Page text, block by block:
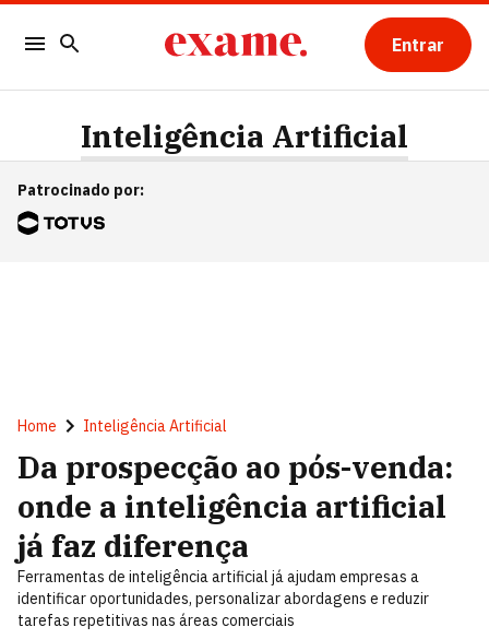
Entrar
Inteligência Artificial
Patrocinado por:
Home Inteligência Artificial
Da prospecção ao pós-venda:
onde a inteligência artificial
já faz diferença
Ferramentas de inteligência artificial já ajudam empresas a
identificar oportunidades, personalizar abordagens e reduzir
tarefas repetitivas nas áreas comerciais